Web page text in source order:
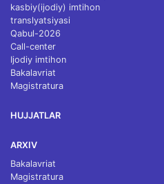
kasbiy(ijodiy) imtihon
translyatsiyasi
Qabul-2026
Call-center
Ijodiy imtihon
Bakalavriat
Magistratura
HUJJATLAR
ARXIV
Bakalavriat
Magistratura